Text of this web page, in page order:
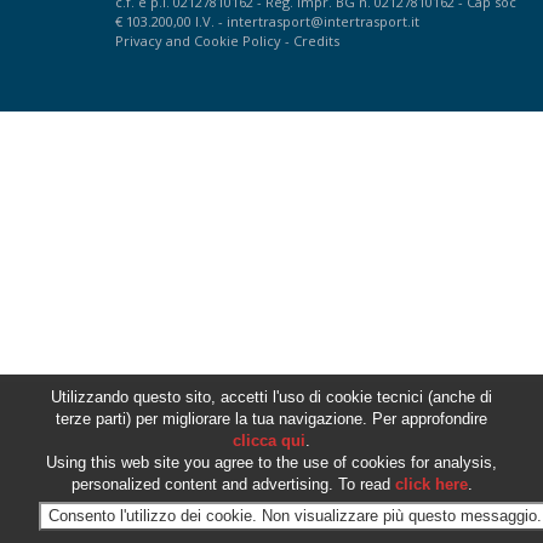
€ 103.200,00 I.V. - intertrasport@intertrasport.it
Privacyand Cookie Policy- Credits
Utilizzando questo sito, accetti l'uso di cookie tecnici (anche di
terze parti) per migliorare la tua navigazione. Per approfondire
clicca qui.
Using this web site you agree to the use of cookies for analysis,
personalized content and advertising. To read click here.